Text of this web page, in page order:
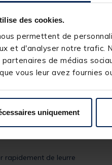
des cookies.
permettent de
et d'analyser notre trafic.
de médias
vous leur avez fournies
uniquement
la pêche du brochet aux
acier X-Line Power
aux leurres
rapidement de leurre